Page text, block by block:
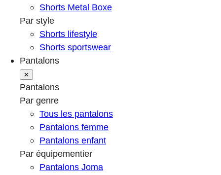
Shorts Metal Boxe
Par style
Shorts lifestyle
Shorts sportswear
Pantalons
✕
Pantalons
Par genre
Tous les pantalons
Pantalons femme
Pantalons enfant
Par équipementier
Pantalons Joma